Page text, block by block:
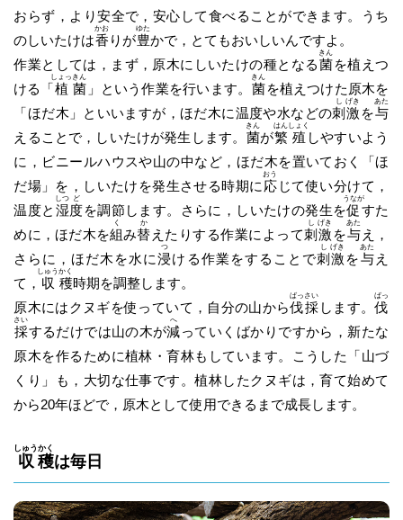
おらず，より安全で，安心して食べることができます。うち
のしいたけは香
かお
りが豊
ゆた
かで，とてもおいしいんですよ。
作業としては，まず，原木にしいたけの種となる菌
きん
を植えつ
ける「植
しょっ
菌
きん
」という作業を行います。 菌
きん
を植えつけた原木を
「ほだ木」といいますが，ほだ木に温度や水などの刺
し
激
げき
を与
あた
えることで，しいたけが発生します。 菌
きん
が繁
はん
殖
しょく
しやすいよう
に，ビニールハウスや山の中など，ほだ木を置いておく「ほ
だ場」を，しいたけを発生させる時期に 応
おう
じて使い分けて，
温度と 湿
しつ
度
ど
を調節します。さらに，しいたけの発生を促
うなが
すた
めに，ほだ木を組
く
み替
か
えたりする作業によって刺
し
激
げき
を与
あた
え，
さらに，ほだ木を水に浸
つ
ける作業をすることで刺
し
激
げき
を与
あた
え
て， 収
しゅう
穫
かく
時期を調整します。
原木にはクヌギを使っていて，自分の山から伐
ばっ
採
さい
します。伐
ばっ
採
さい
するだけでは山の木が減
へ
っていくばかりですから，新たな
原木を作るために植林・育林もしています。こうした「山づ
くり」も，大切な仕事です。植林したクヌギは，育て始めて
から20年ほどで，原木として使用できるまで成長します。
収
しゅう
穫
かく
は毎日